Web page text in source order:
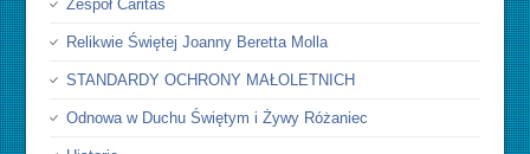
Zespół Caritas
Relikwie Świętej Joanny Beretta Molla
STANDARDY OCHRONY MAŁOLETNICH
Odnowa w Duchu Świętym i Żywy Różaniec